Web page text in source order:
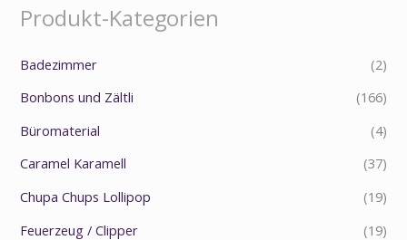
Produkt-Kategorien
Badezimmer
(2)
Bonbons und Zältli
(166)
Büromaterial
(4)
Caramel Karamell
(37)
Chupa Chups Lollipop
(19)
Feuerzeug / Clipper
(19)